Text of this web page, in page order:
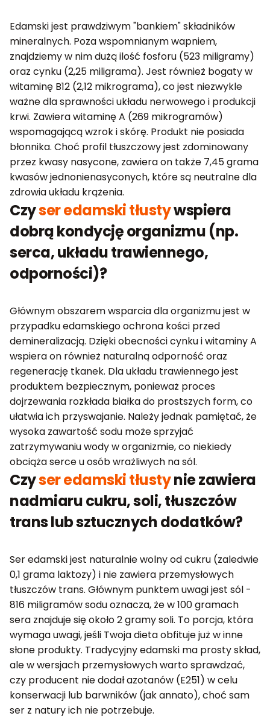
Edamski jest prawdziwym "bankiem" składników
mineralnych. Poza wspomnianym wapniem,
znajdziemy w nim dużą ilość fosforu (523 miligramy)
oraz cynku (2,25 miligrama). Jest również bogaty w
witaminę B12 (2,12 mikrograma), co jest niezwykle
ważne dla sprawności układu nerwowego i produkcji
krwi. Zawiera witaminę A (269 mikrogramów)
wspomagającą wzrok i skórę. Produkt nie posiada
błonnika. Choć profil tłuszczowy jest zdominowany
przez kwasy nasycone, zawiera on także 7,45 grama
kwasów jednonienasyconych, które są neutralne dla
zdrowia układu krążenia.
Czyser edamski tłustywspiera
dobrą kondycję organizmu (np.
serca, układu trawiennego,
odporności)?
Głównym obszarem wsparcia dla organizmu jest w
przypadku edamskiego ochrona kości przed
demineralizacją. Dzięki obecności cynku i witaminy A
wspiera on również naturalną odporność oraz
regenerację tkanek. Dla układu trawiennego jest
produktem bezpiecznym, ponieważ proces
dojrzewania rozkłada białka do prostszych form, co
ułatwia ich przyswajanie. Należy jednak pamiętać, że
wysoka zawartość sodu może sprzyjać
zatrzymywaniu wody w organizmie, co niekiedy
obciąża serce u osób wrażliwych na sól.
Czyser edamski tłustynie zawiera
nadmiaru cukru, soli, tłuszczów
trans lub sztucznych dodatków?
Ser edamski jest naturalnie wolny od cukru (zaledwie
0,1 grama laktozy) i nie zawiera przemysłowych
tłuszczów trans. Głównym punktem uwagi jest sól -
816 miligramów sodu oznacza, że w 100 gramach
sera znajduje się około 2 gramy soli. To porcja, która
wymaga uwagi, jeśli Twoja dieta obfituje już w inne
słone produkty. Tradycyjny edamski ma prosty skład,
ale w wersjach przemysłowych warto sprawdzać,
czy producent nie dodał azotanów (E251) w celu
konserwacji lub barwników (jak annato), choć sam
ser z natury ich nie potrzebuje.